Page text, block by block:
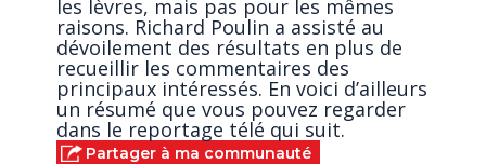
les lèvres, mais pas pour les mêmes
raisons. Richard Poulin a assisté au
dévoilement des résultats en plus de
recueillir les commentaires des
principaux intéressés. En voici d’ailleurs
un résumé que vous pouvez regarder
dans le reportage télé qui suit.
Partager à ma communauté